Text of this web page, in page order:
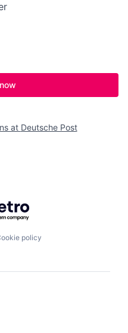
at Deutsche Post
Getro.com
policy